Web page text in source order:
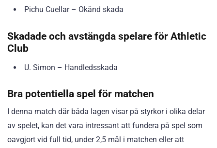
Pichu Cuellar – Okänd skada
Skadade och avstängda spelare för Athletic
Club
U. Simon – Handledsskada
Bra potentiella spel för matchen
I denna match där båda lagen visar på styrkor i olika delar
av spelet, kan det vara intressant att fundera på spel som
oavgjort vid full tid, under 2,5 mål i matchen eller att